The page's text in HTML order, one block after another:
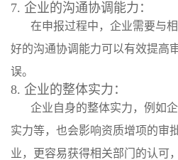
7. 企业的沟通协调能力：
在申报过程中，企业需要与
好的沟通协调能力可以有效提高
误。
8. 企业的整体实力：
企业自身的整体实力，例如
实力等，也会影响资质增项的审
业，更容易获得相关部门的认可